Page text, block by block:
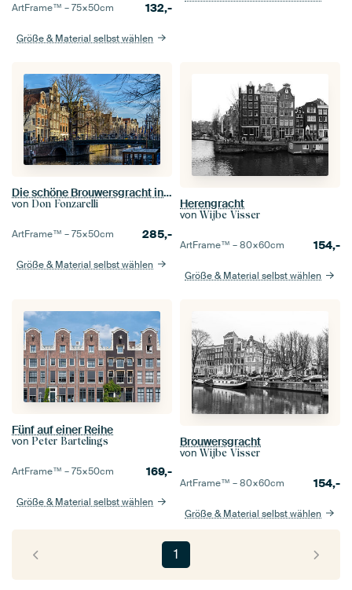
ArtFrame™ –75×50cm 132,-
Größe & Material selbst wählen
Die schöne Brouwersgracht in Amsterdam.
von Don Fonzarelli
ArtFrame™ –75×50cm 285,-
Größe & Material selbst wählen
Herengracht
von Wijbe Visser
ArtFrame™ –80×60cm 154,-
Größe & Material selbst wählen
Fünf auf einer Reihe
von Peter Bartelings
ArtFrame™ –75×50cm 169,-
Größe & Material selbst wählen
Brouwersgracht
von Wijbe Visser
ArtFrame™ –80×60cm 154,-
Größe & Material selbst wählen
1